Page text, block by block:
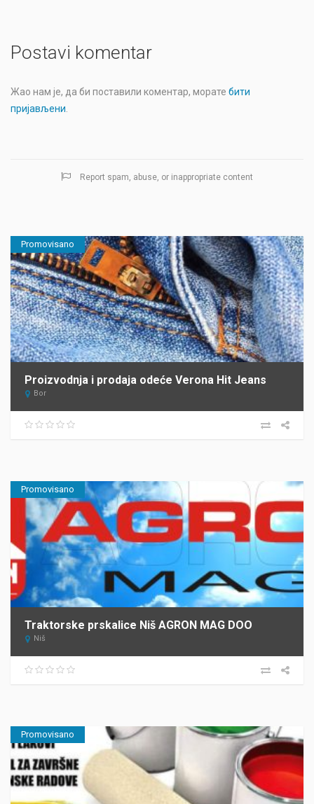
Postavi komentar
Жао нам је, да би поставили коментар, морате бити
пријављени
Report spam, abuse, or inappropriate content
Promovisano
Proizvodnja i prodaja odeće Verona Hit Jeans
Bor
Promovisano
Traktorske prskalice Niš AGRON MAG DOO
Niš
Promovisano